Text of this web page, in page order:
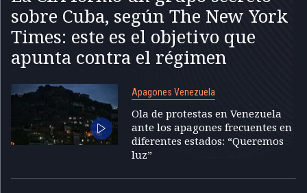
sobre Cuba, según The New York
Times: este es el objetivo que
apunta contra el régimen
Apagones Venezuela
Ola de protestas en Venezuela
ante los apagones frecuentes en
diferentes estados: “Queremos
luz”